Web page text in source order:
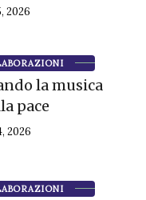
2026
la musica
pace
2026